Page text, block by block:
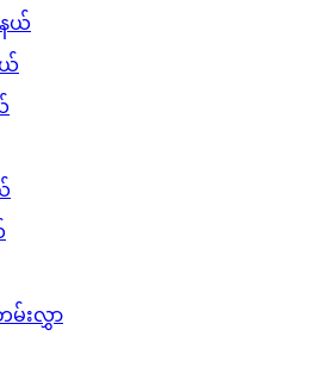
ယ်
ယ်
းလွှာ